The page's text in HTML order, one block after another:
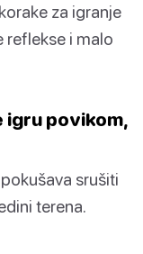
za igranje
reflekse i malo
igru povikom,
srušiti
terena.